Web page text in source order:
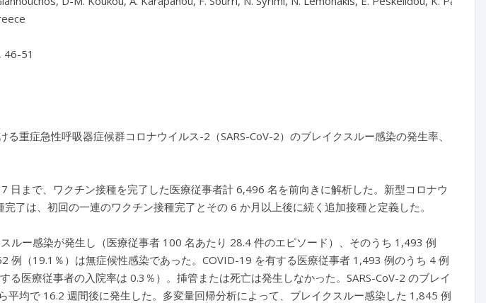
46-51
重症急性呼吸器症候群コロナウイルス-2（SARS-CoV-2）のブレイクスルー感染の発生率、
日まで、ワクチン接種を完了した医療従事者計 6,496 名を前向きに解析した。新型コロナウ
了は、初回の一連のワクチン接種完了とその 6 か月以上後に続く追加接種と定義した。
ルー感染が発生し（医療従事者 100 名あたり 28.4 件のエピソード）、そのうち 1,493 例
例（19.1％）は無症候性感染であった。COVID-19 を有する医療従事者 1,493 例のうち 4 例
る医療従事者の入院率は 0.3％）。挿管または死亡は発生しなかった。SARS-CoV-2 のブレイ
平均で 16.2 週間後に発生した。多変量回帰分析によって、ブレイクスルー感染した 1,845 例